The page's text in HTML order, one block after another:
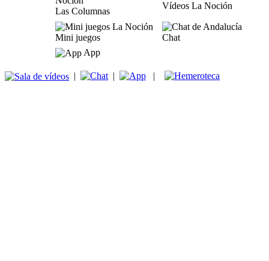
Las Columnas
Vídeos La Noción
Mini juegos
Chat
App
| | |